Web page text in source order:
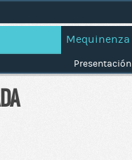
Mequinenza
Presentación